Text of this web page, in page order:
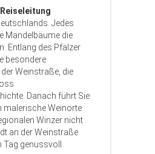
Jedes
Mandelbäume die
Entlang des Pfälzer
besondere
Weinstraße, die
Danach führt Sie
malerische Weinorte
Winzer nicht
an der Weinstraße
genussvoll